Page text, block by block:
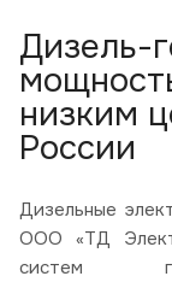
Дизель-
низким
России
Дизельные
ООО «ТД
систем